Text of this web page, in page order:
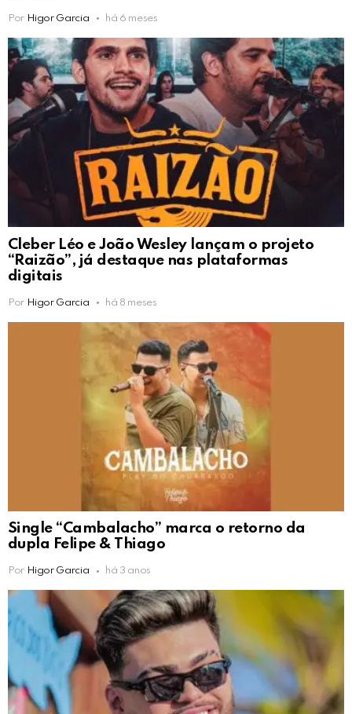
Por Higor Garcia há 6 meses
Cleber Léo e João Wesley lançam o projeto
“Raizão”, já destaque nas plataformas
digitais
Por Higor Garcia há 8 meses
Single “Cambalacho” marca o retorno da
dupla Felipe & Thiago
Por Higor Garcia há 3 anos